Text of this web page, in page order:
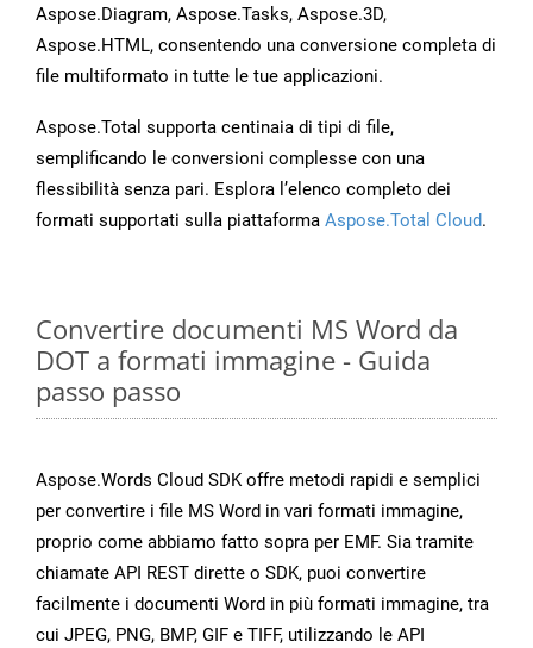
Aspose.Diagram, Aspose.Tasks, Aspose.3D,
Aspose.HTML, consentendo una conversione completa di
file multiformato in tutte le tue applicazioni.
Aspose.Total supporta centinaia di tipi di file,
semplificando le conversioni complesse con una
flessibilità senza pari. Esplora l’elenco completo dei
formati supportati sulla piattaforma Aspose.Total Cloud.
Convertire documenti MS Word da
DOT a formati immagine - Guida
passo passo
Aspose.Words Cloud SDK offre metodi rapidi e semplici
per convertire i file MS Word in vari formati immagine,
proprio come abbiamo fatto sopra per EMF. Sia tramite
chiamate API REST dirette o SDK, puoi convertire
facilmente i documenti Word in più formati immagine, tra
cui JPEG, PNG, BMP, GIF e TIFF, utilizzando le API